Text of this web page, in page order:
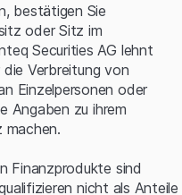
der Konzern die Wall
Umsatz als auch dem
machte Meta
einen Sprung. Mit
hoch, wie seit mehr als
Meta auf der
das Management
bestätigen Sie
oder Sitz im
Securities AG lehnt
Verbreitung von
Einzelpersonen oder
Angaben zu ihrem
machen.
Finanzprodukte sind
nicht als Anteile